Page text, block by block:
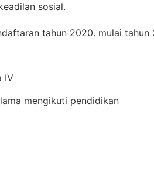
sosial.
tahun 2020. mulai tahun
IV
mengikuti pendidikan